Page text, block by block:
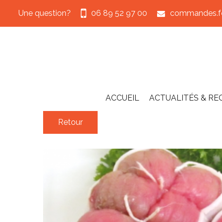
Une question? 06 89 52 97 00
ACCUEIL ACTUALITÉS &
Retour